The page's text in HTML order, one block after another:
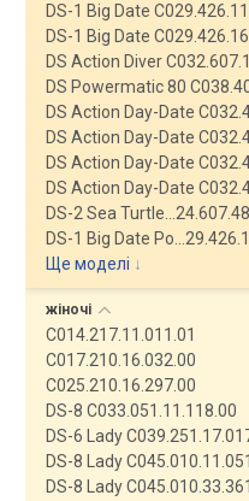
DS-1 Big Date
DS-1 Big Date
DS Action Diver
DS Powermatic 80
DS Action Day-Date
DS Action Day-Date
DS Action Day-Date
DS Action Day-Date
DS-2 Sea
DS-1 Big Date
Ще моделі ↓
жіночі
C014.217.11.011.01
C017.210.16.032.00
C025.210.16.297.00
DS-8 C033.051.11.118.00
DS-6 Lady
DS-8 Lady
DS-8 Lady